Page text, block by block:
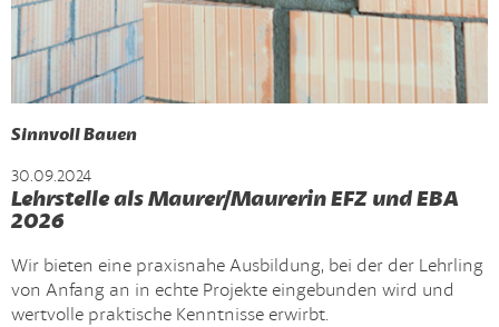
Sinnvoll Bauen
30.09.2024
Lehrstelle als Maurer/Maurerin EFZ und EBA
2026
Wir bieten eine praxisnahe Ausbildung, bei der der Lehrling
von Anfang an in echte Projekte eingebunden wird und
wertvolle praktische Kenntnisse erwirbt.